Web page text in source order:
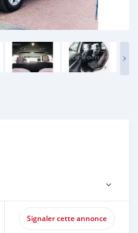
Signaler cette annonce